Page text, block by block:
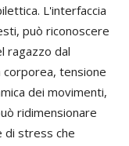
L'interfaccia
può riconoscere
ragazzo dal
tensione
dei movimenti,
ridimensionare
di stress che